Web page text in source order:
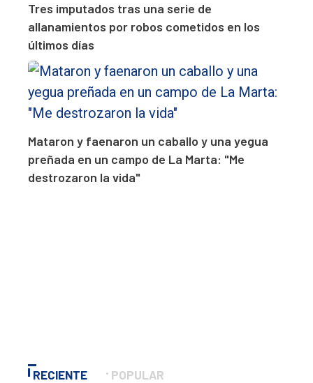
Tres imputados tras una serie de
allanamientos por robos cometidos en los
últimos días
Mataron y faenaron un caballo y una yegua
preñada en un campo de La Marta: "Me
destrozaron la vida"
RECIENTE POPULAR